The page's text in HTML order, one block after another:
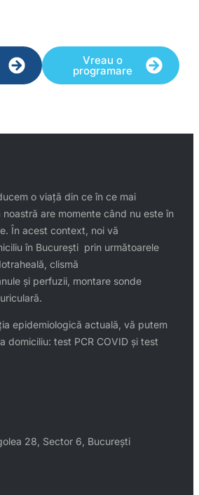
Vreau o
programare
o viață din ce în ce mai
are momente când nu este în
În acest context, noi vă
în București prin următoarele
clismă
și perfuzii, montare sonde
epidemiologică actuală, vă putem
domiciliu: test PCR COVID și test
28, Sector 6, București